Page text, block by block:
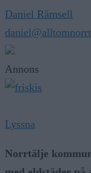
Daniel Rämsell
Annons
Lyssna
Norrtälje